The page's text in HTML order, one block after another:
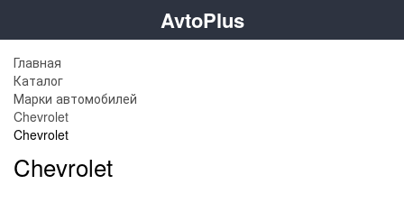
AvtoPlus
Главная
Каталог
Марки автомобилей
Chevrolet
Chevrolet
Chevrolet